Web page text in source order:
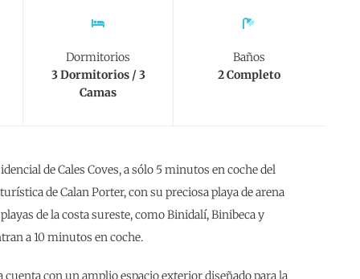
Dormitorios
3 Dormitorios / 3
Camas
Baños
2 Completo
de Cales Coves, a sólo 5 minutos en coche del
de Calan Porter, con su preciosa playa de arena
de la costa sureste, como Binidalí, Binibeca y
a 10 minutos en coche.
cuenta con un amplio espacio exterior diseñado para la